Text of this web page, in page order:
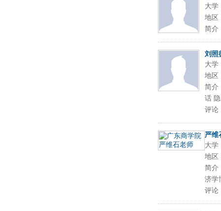
大学
地区
简介
刘照
大学
地区
简介
话
评论
严维
大学
地区
简介
济学
评论